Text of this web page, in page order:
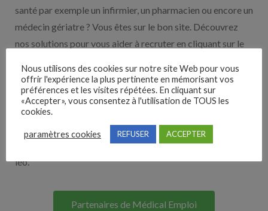
santé par exemple un infirmier, un pharmacien ou encore un
médecin gériatre ? Vous êtes sur le bon site. Découvrez
nos solutions pour vous aider à recruter en cliquant sur le
Nos solutions entreprises
Lorem ipsum dolor sit amet, consectetur adipiscing elit. Ut
elit tellus, luctus nec ullamcorper mattis, pulvinar dapibus
leo.
Partenaires de Médical Emploi
Nous utilisons des cookies sur notre site Web pour vous
offrir l'expérience la plus pertinente en mémorisant vos
préférences et les visites répétées. En cliquant sur
«Accepter», vous consentez à l'utilisation de TOUS les
cookies.
paramètres cookies REFUSER ACCEPTER